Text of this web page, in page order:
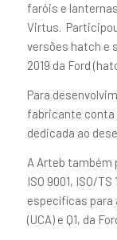
faróis e
Virtus.
versões hatch e
2019 da Ford
Para
fabricante
dedicada ao
A Arteb
ISO 9001, ISO/
específicas para
(UCA) e Q1, da